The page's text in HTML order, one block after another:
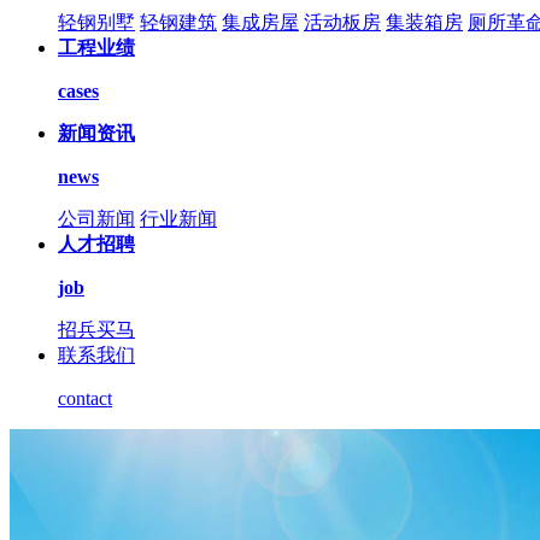
轻钢别墅 轻钢建筑 集成房屋 活动板房 集装箱房 厕所革
工程业绩
cases
新闻资讯
news
公司新闻 行业新闻
人才招聘
job
招兵买马
联系我们
contact